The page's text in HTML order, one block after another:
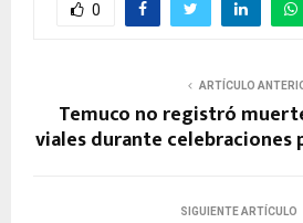
0
ARTÍCULO
Temuco no registró
viales durante celebraciones
SIGUIENTE ARTÍCULO